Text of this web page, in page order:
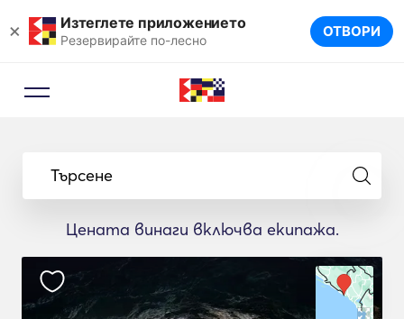
× Изтеглете приложението
Резервирайте по-лесно ОТВОРИ
Търсене
Цената винаги включва екипажа.